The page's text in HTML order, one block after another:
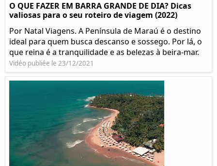
O QUE FAZER EM BARRA GRANDE DE DIA? Dicas
valiosas para o seu roteiro de viagem (2022)
Por Natal Viagens. A Península de Maraú é o destino
ideal para quem busca descanso e sossego. Por lá, o
que reina é a tranquilidade e as belezas à beira-mar.
Vidéo publiée le 23/12/2021